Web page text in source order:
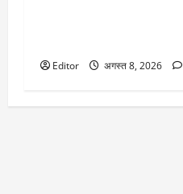
Editor अगस्त 8, 2026